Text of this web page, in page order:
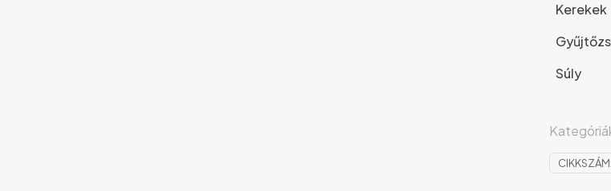
Kerekek
Súly
CIKKSZÁM: